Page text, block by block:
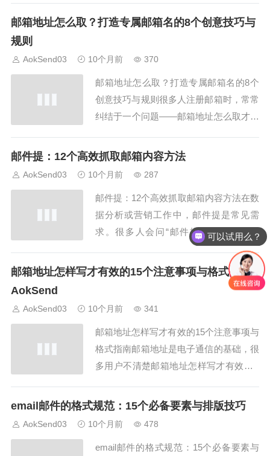
——怎么邮箱会收不到信？其实，这种问
致邮件延迟或丢失。本文将结合怎么邮箱
收不到信的常见...
邮箱地址怎么取？打造专属邮箱名的8个创意技巧与
规则
AokSend03 10个月前 370
邮箱地址怎么取？打造专属邮箱名的8个
创意技巧与规则很多人注册邮箱时，常常
纠结于一个问题——邮箱地址怎么取才既
址，不仅能体现个人或企业形象，还能在
意与实用兼备，并结合AokSend邮箱系统
的注册规...
邮件提：12个高效抓取邮箱内容方法
AokSend03 10个月前 287
邮件提：12个高效抓取邮箱内容方法在数
据分析或营销工作中，邮件提是常见需
求。很多人会问“邮件提有哪些方法高
效？”。AokSend整理了12个实用技巧，
让你快速抓取邮箱内容，提升工作效率。
1. 邮件提：使用AokSend导出功能直接在
邮件提功能，一键获取邮箱内...
邮箱地址怎样写才有效的15个注意事项与格式指南 -
AokSend
AokSend03 10个月前 341
邮箱地址怎样写才有效的15个注意事项与
格式指南邮箱地址是电子通信的基础，很
多用户不清楚邮箱地址怎样写才有效。A
南，帮助用户确保邮箱有效且可投递。
名。AokSend验证时会检查这一最基本...
email邮件的格式规范：15个必备要素与排版技巧
AokSend03 10个月前 478
email邮件的格式规范：15个必备要素与
可以试用么？